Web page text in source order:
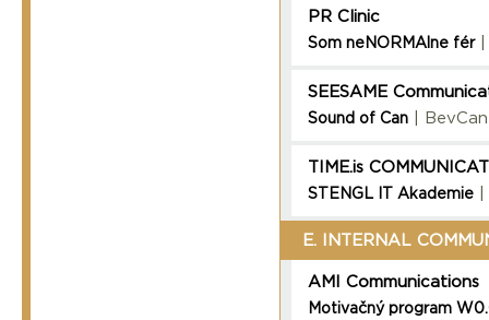
PR Clinic
Som neNORMAlne fér|
SEESAME
Sound of Can |
TIME.is
STENGL IT Akademie
E. INTERNAL
AMI Communications
Motivačný program